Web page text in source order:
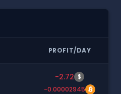
PROFIT/DAY
-2.72 $
-0.00002945